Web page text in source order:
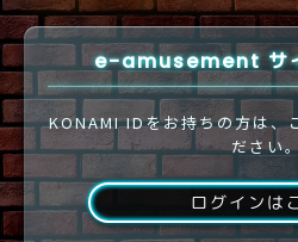
e-amusement サ
KONAMI IDをお持ちの方は、
ださい
ログインは